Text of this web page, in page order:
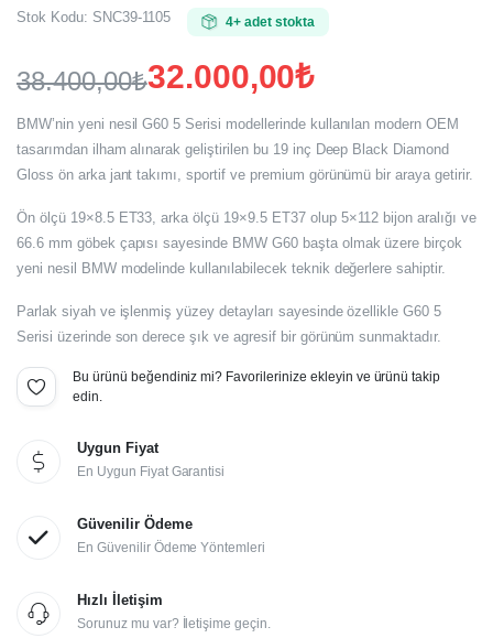
Stok Kodu: SNC39-1105 4+ adet stokta
38.400,00₺
Orijinal
fiyat:
38.400,00₺.
32.000,00₺
Şu
andaki
fiyat:
32.000,00₺.
BMW’nin yeni nesil G60 5 Serisi modellerinde kullanılan modern OEM
tasarımdan ilham alınarak geliştirilen bu 19 inç Deep Black Diamond
Gloss ön arka jant takımı, sportif ve premium görünümü bir araya getirir.
Ön ölçü 19×8.5 ET33, arka ölçü 19×9.5 ET37 olup 5×112 bijon aralığı ve
66.6 mm göbek çapısı sayesinde BMW G60 başta olmak üzere birçok
yeni nesil BMW modelinde kullanılabilecek teknik değerlere sahiptir.
Parlak siyah ve işlenmiş yüzey detayları sayesinde özellikle G60 5
Serisi üzerinde son derece şık ve agresif bir görünüm sunmaktadır.
Bu ürünü beğendiniz mi? Favorilerinize ekleyin ve ürünü takip
edin.
Uygun Fiyat
En Uygun Fiyat Garantisi
Güvenilir Ödeme
En Güvenilir Ödeme Yöntemleri
Hızlı İletişim
Sorunuz mu var? İletişime geçin.